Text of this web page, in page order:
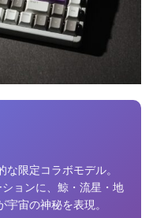
限定コラボモデル。
ョンに、鯨・流星・地
宙の神秘を表現。